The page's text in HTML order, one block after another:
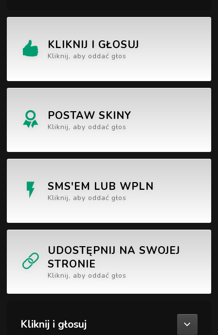
KLIKNIJ I GŁOSUJ
Kliknij, aby oddać głos
POSTAW SKINY
Kliknij, aby oddać głos
SMS'EM LUB WPLN
Kliknij, aby oddać głos
UDOSTĘPNIJ NA SWOJEJ
STRONIE
Kliknij, aby oddać głos
Kliknij i głosuj